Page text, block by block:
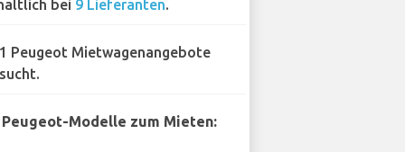
bei 9 Lieferanten.
Peugeot Mietwagenangebote
Modelle zum Mieten: